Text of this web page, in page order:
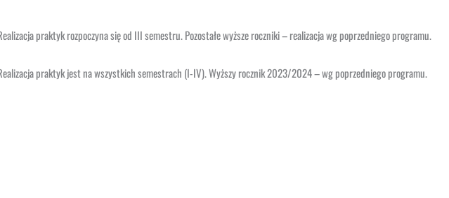
praktyk rozpoczyna się od III semestru. Pozostałe wyższe roczniki – realizacja wg poprzedniego programu.
praktyk jest na wszystkich semestrach (I-IV). Wyższy rocznik 2023/2024 – wg poprzedniego programu.